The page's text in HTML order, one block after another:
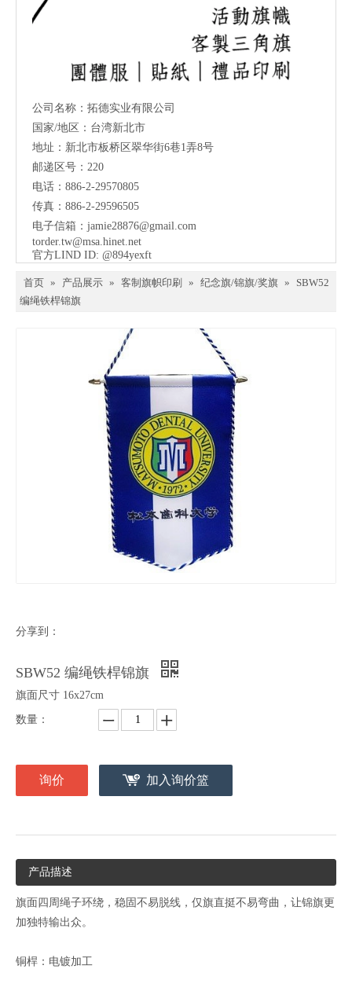
公司名称：拓德实业有限公司
国家/地区：台湾新北市
地址：新北市板桥区翠华街6巷1弄8号
邮递区号：220
电话：886-2-29570805
传真：886-2-29596505
电子信箱： jamie28876@gmail.com
torder.tw@msa.hinet.net
官方LIND ID: @894yexft
首页 » 产品展示 » 客制旗帜印刷 » 纪念旗/锦旗/奖旗 »
SBW52
编绳铁桿锦旗
分享到：
SBW52 编绳铁桿锦旗
旗面尺寸 16x27cm
数量：
询价 加入询价篮
产品描述
旗面四周绳子环绕，稳固不易脱线，仅旗直挺不易弯曲，让锦旗更
加独特输出众。
铜桿：电镀加工